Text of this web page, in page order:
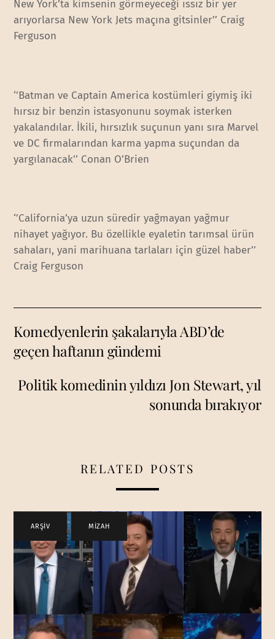
New York’ta kimsenin görmeyeceği ıssız bir yer
arıyorlarsa New York Jets maçına gitsinler’’ Craig
Ferguson
‘’Batman ve Captain America kostümleri giymiş iki
hırsız bir benzin istasyonunu soymak isterken
yakalandılar. İkili, hırsızlık suçunun yanı sıra Marvel
ve DC firmalarından karma yapma suçundan da
yargılanacak’’ Conan O’Brien
‘’California’ya uzun süredir yağmayan yağmur
nihayet yağıyor. Bu özellikle eyaletin tarımsal ürün
sahaları, yani marihuana tarlaları için güzel haber’’
Craig Ferguson
Komedyenlerin şakalarıyla ABD’de
geçen haftanın gündemi
Politik komedinin yıldızı Jon Stewart, yıl
sonunda bırakıyor
RELATED POSTS
ARŞİV , MİZAH